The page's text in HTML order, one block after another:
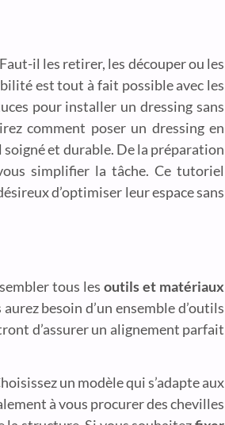
il les retirer, les découper ou les
est tout à fait possible avec les
pour installer un dressing sans
comment poser un dressing en
et durable. De la préparation
simplifier la tâche. Ce tutoriel
d’optimiser leur espace sans
tous les outils et matériaux
aurez besoin d’un ensemble d’outils
d’assurer un alignement parfait
un modèle qui s’adapte aux
à vous procurer des chevilles